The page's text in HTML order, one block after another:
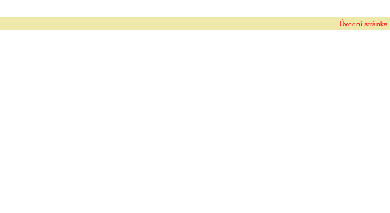
Úvodní stránka